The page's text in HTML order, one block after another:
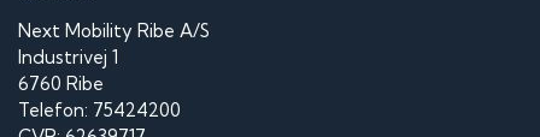
Next Mobility Ribe A/S
Industrivej 1
6760 Ribe
Telefon: 75424200